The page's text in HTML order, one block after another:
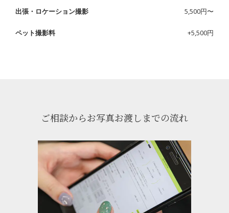
出張・ロケーション撮影 5,500円〜
ペット撮影料 +5,500円
ご相談からお写真お渡しまでの流れ